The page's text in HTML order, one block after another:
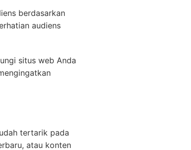
berdasarkan
audiens
situs web Anda
tertarik pada
atau konten